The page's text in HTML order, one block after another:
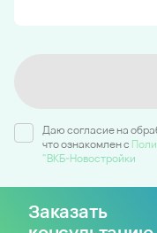
Даю согласие на
что ознакомлен c
"ВКБ-Новостройки
Заказать